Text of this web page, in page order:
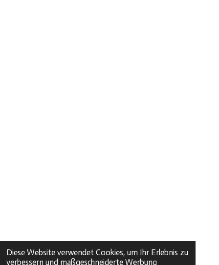
Diese Website verwendet Cookies, um Ihr Erlebnis zu
verbessern und maßgeschneiderte Werbung